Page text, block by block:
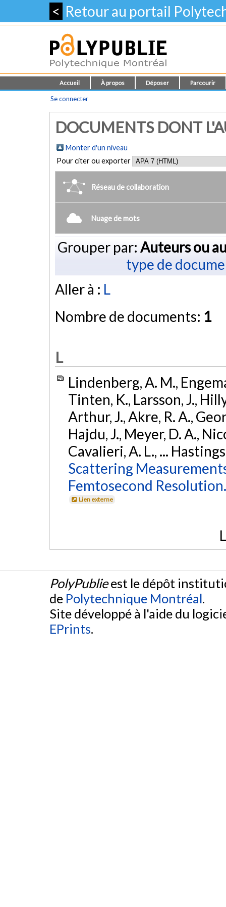
< Retour au portail
Accueil À propos Déposer Parcourir
Se connecter
DOCUMENTS DONT
Monter d'un niveau
Pour citer ou exporter
Réseau de collaboration
Nuage de mots
Grouper par: Auteurs ou
type de
Aller à : L
Nombre de documents: 1
L
Lindenberg, A. M.,
Tinten, K., Larsson, J.,
Arthur, J., Akre, R. A.,
Hajdu, J., Meyer, D. A.,
Cavalieri, A. L., ...
Scattering
Femtosecond Resolution.
Lien externe
PolyPublieest le dépôt
de Polytechnique Montréal.
Site développé à l'aide du
EPrints.